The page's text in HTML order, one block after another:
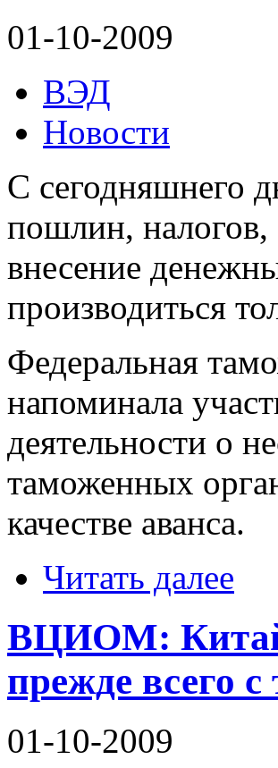
01-10-2009
ВЭД
Новости
С сегодняшнего
пошлин, налогов,
внесение
производиться
Федеральная
напоминала
деятельности о
таможенных
качестве аванса.
Читать далее
ВЦИОМ: Китай
прежде всего
01-10-2009